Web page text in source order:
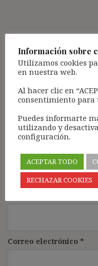
Tu dirección de correo
campos obligatorios
Correo electrónico *
Información sobre
Utilizamos cookies
en nuestra web.
Al hacer clic en
consentimiento para
Puedes informarte
utilizando y
configuración.
ACEPTAR TODO
RECHAZAR COOKIES